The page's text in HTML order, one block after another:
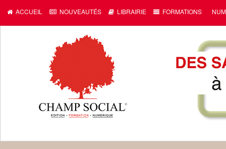
ACCUEIL NOUVEAUTÉS LIBRAIRIE FORMATIONS